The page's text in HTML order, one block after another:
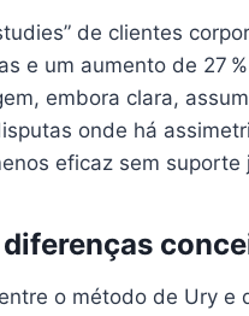
de clientes
e um aumento de 27
embora clara,
onde há
eficaz sem
o método de Ury e